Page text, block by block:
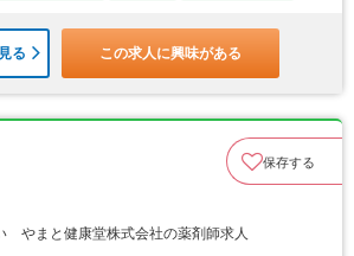
る この求人に興味がある
保存する
やまと健康堂株式会社の薬剤師求人